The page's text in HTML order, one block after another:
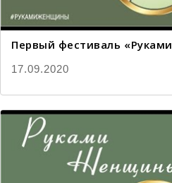
Первый фестиваль
17.09.2020